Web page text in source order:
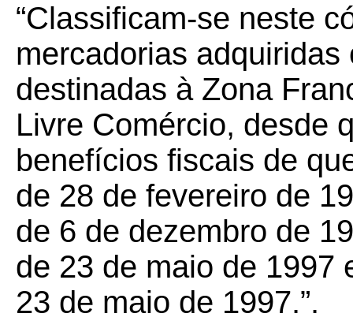
“Classificam-se neste
mercadorias
destinadas à Zona
Livre Comércio, desde
benefícios fiscais de
de 28 de fevereiro de
de 6 de dezembro de
de 23 de maio de 1997
23 de maio de 1997.”.